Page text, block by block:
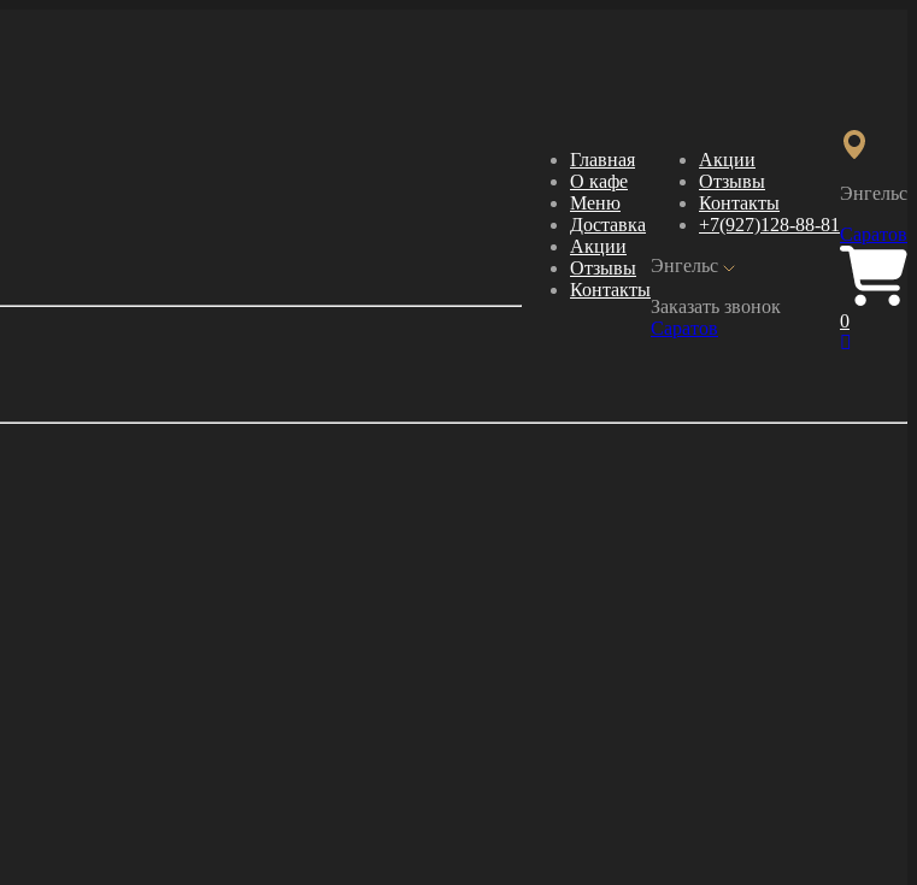
Энгельс
Саратов
0
Акции
Отзывы
Контакты
+7(927)128-88-81
Энгельс
Заказать звонок
Саратов
Главная
О кафе
Меню
Доставка
Акции
Отзывы
Контакты